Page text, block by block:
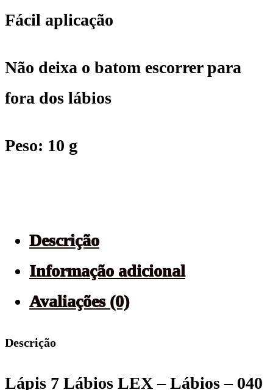
Spice
quantidade
Fácil aplicação
Não deixa o batom escorrer para
fora dos lábios
Peso: 10 g
Descrição
Informação adicional
Avaliações (0)
Descrição
Lápis 7 Lábios LEX – Lábios – 040